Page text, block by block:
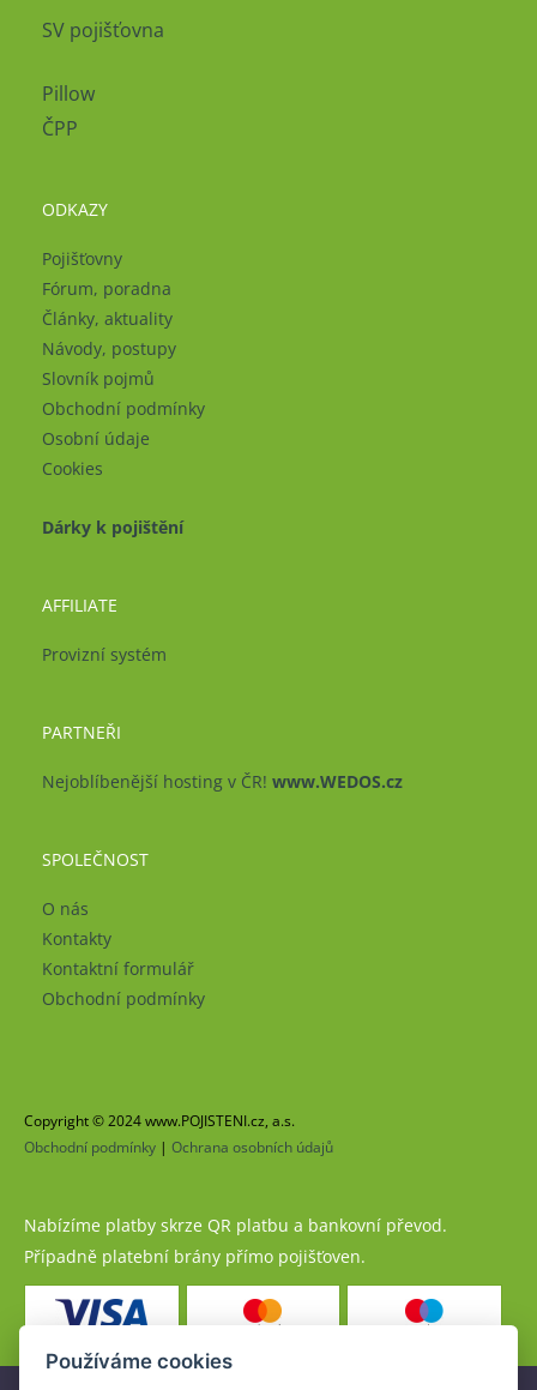
SV pojišťovna
Pillow
ČPP
ODKAZY
Pojišťovny
Fórum, poradna
Články, aktuality
Návody, postupy
Slovník pojmů
Obchodní podmínky
Osobní údaje
Cookies
Dárky k pojištění
AFFILIATE
Provizní systém
PARTNEŘI
Nejoblíbenější hosting v ČR! www.WEDOS.cz
SPOLEČNOST
O nás
Kontakty
Kontaktní formulář
Obchodní podmínky
Copyright © 2024 www.POJISTENI.cz, a.s.
Obchodní podmínky | Ochrana osobních údajů
Nabízíme platby skrze QR platbu a bankovní převod.
Případně platební brány přímo pojišťoven.
Používáme cookies